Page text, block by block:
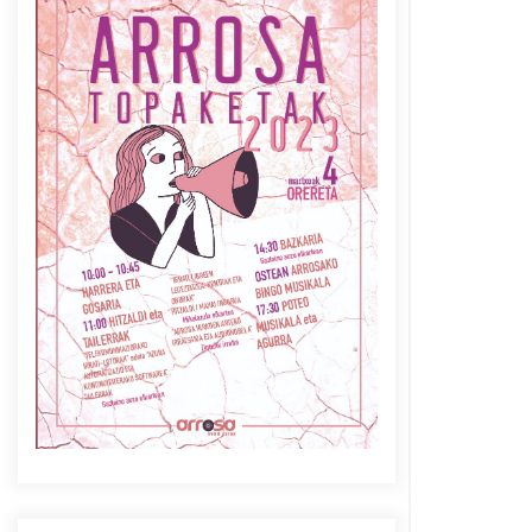
Azaroak 6 Iurretan Arrosa
sarearen IX. topaketak
2021/10/04
Berria egunkarian
elkarrizketa Arrosaren 20
urteez
2021/07/06
Arrosaren laburpen bideoa
Hamaika Telebistaren eskutik
2021/06/30